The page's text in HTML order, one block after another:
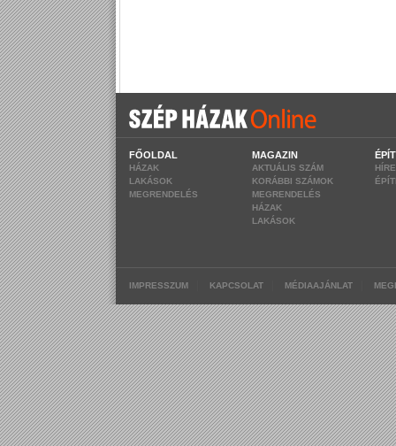
FŐOLDAL
HÁZAK
LAKÁSOK
MEGRENDELÉS
MAGAZIN
AKTUÁLIS SZÁM
KORÁBBI SZÁMOK
MEGRENDELÉS
HÁZAK
LAKÁSOK
IMPRESSZUM KAPCSOLAT MÉDIAAJÁNLAT